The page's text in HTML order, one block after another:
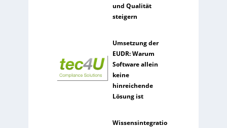
und Qualität
steigern
Umsetzung der
EUDR: Warum
Software allein
keine
hinreichende
Lösung ist
Wissensintegratio